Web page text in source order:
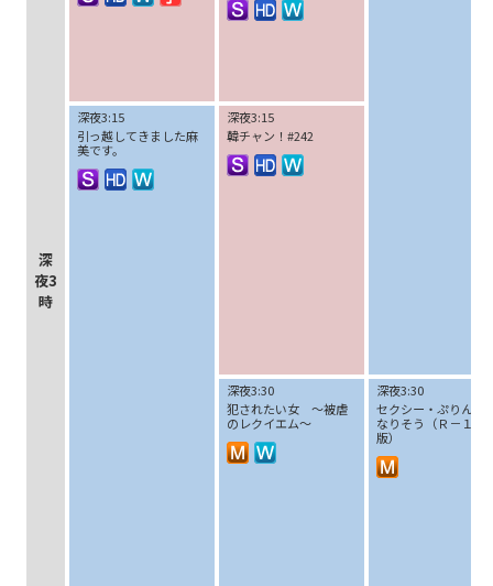
深
夜3
時
深夜3:15
引っ越してきました麻
美です。
深夜3:15
韓チャン！#242
深夜3:30
犯されたい女 ～被虐
のレクイエム～
深夜3:30
セクシー・ぷりん 癖
なりそう（Ｒ－１５
版）